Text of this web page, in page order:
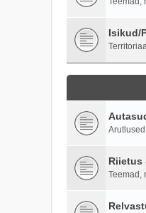
Isikud/
Riietus
Teemad,